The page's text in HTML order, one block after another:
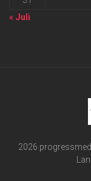
« Juli
2026